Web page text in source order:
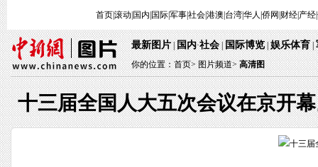
首页|滚动 国内 国际|军事|社会|港澳 台湾|华人 侨网 财经| 产经|
最新图片 | 国内·社会 | 国际博览 | 娱乐体育 |
你的位置：首页> 图片频道> 高清图
十三届全国人大五次会议在京开幕